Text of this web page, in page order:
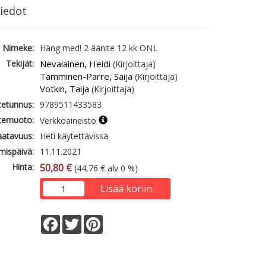
Nimeke: Häng med! 2 äänite 12 kk ONL
Tekijät: Nevalainen, Heidi (Kirjoittaja)
Tamminen-Parre, Saija (Kirjoittaja)
Votkin, Taija (Kirjoittaja)
9789511433583
Verkkoaineisto
Heti käytettävissä
11.11.2021
Hinta: 50,80 € (44,76 € alv 0 %)
Lisää koriin
Facebook
Twitter